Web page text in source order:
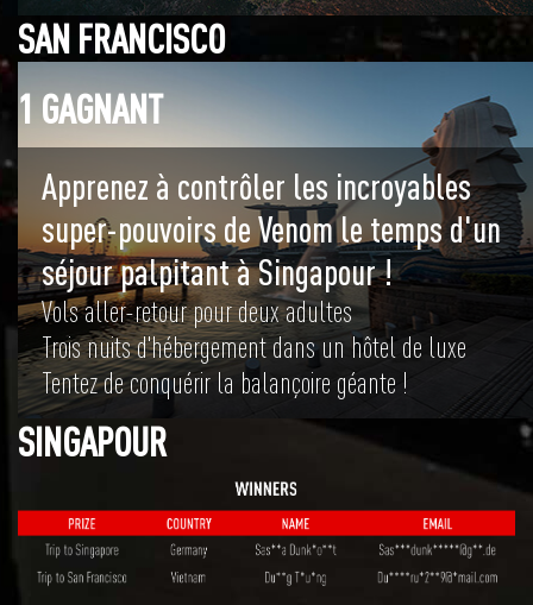
SAN FRANCISCO
1 GAGNANT
Apprenez à contrôler les incroyables
super-pouvoirs de Venom le temps d'un
séjour palpitant à Singapour !
Vols aller-retour pour deux adultes
Trois nuits d'hébergement dans un hôtel de luxe
Tentez de conquérir la balançoire géante !
SINGAPOUR